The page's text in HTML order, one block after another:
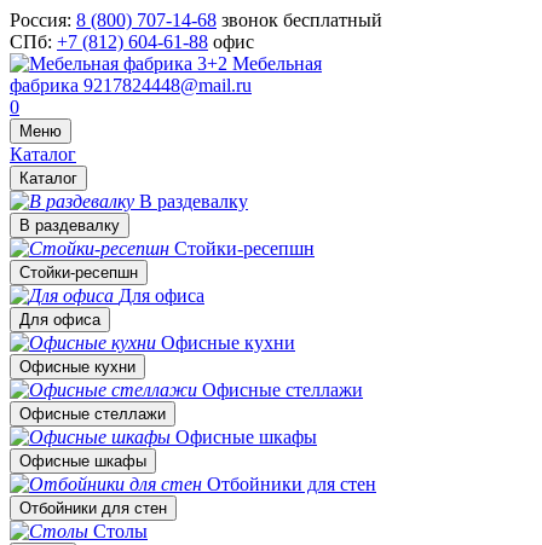
Россия: 8 (800) 707-14-68 звонок бесплатный
СПб: +7 (812) 604-61-88 офис
Мебельная
фабрика 9217824448@mail.ru
0
Меню
Каталог
Каталог
В раздевалку
В раздевалку
Стойки-ресепшн
Стойки-ресепшн
Для офиса
Для офиса
Офисные кухни
Офисные кухни
Офисные стеллажи
Офисные стеллажи
Офисные шкафы
Офисные шкафы
Отбойники для стен
Отбойники для стен
Столы